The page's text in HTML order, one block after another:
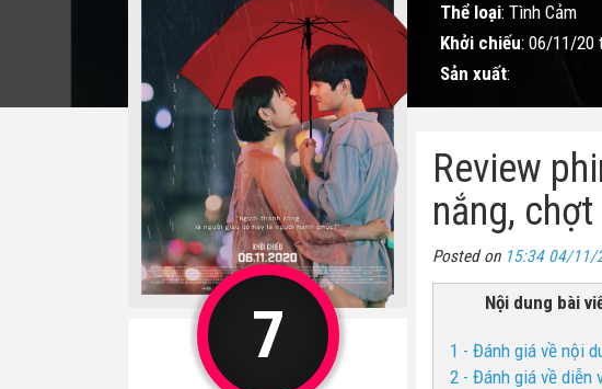
7
Thể loại: Tình Cảm
Khởi chiếu: 06/11/20
Sản xuất:
Review
nắng,
Posted on 15:34 04/11/
Nội dung bài
1 - Đánh giá về nội
2 - Đánh giá về diễn